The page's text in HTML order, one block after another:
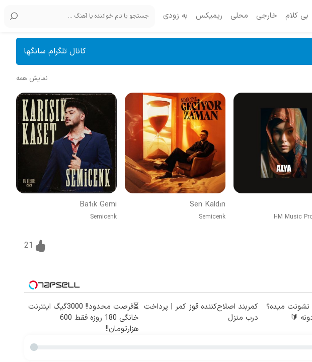
بی کلام خارجی محلی ریمیکس به زودی
کانال تلگرام سانگها
نمایش همه
HM Music
Sen Kaldın
Semicenk
Batık Gemi
Semicenk
21
نشونت میده؟
🔰
کمربند اصلاح‌کننده قوز کمر | پرداخت
درب منزل
⏳فرصت محدود!! 3000گیگ اینترنت
خانگی 180 روزه فقط 600
هزارتومان!!